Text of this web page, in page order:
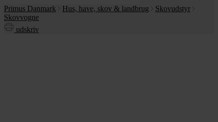
Primus Danmark Hus, have, skov & landbrug
Skovudstyr
Skovvogne
udskriv